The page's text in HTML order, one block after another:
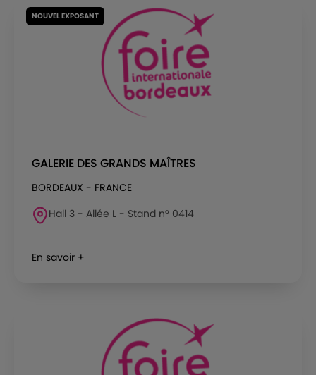
NOUVEL EXPOSANT
GALERIE DES GRANDS MAÎTRES
BORDEAUX - FRANCE
Hall 3 - Allée L - Stand n° 0414
En savoir +